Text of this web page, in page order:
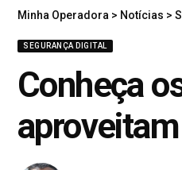
Minha Operadora > Notícias >
SEGURANÇA DIGITAL
Conheça